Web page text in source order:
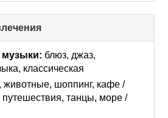
to
collapse
contents
блюз, джаз,
классическая
животные, шоппинг, кафе /
путешествия, танцы, море /